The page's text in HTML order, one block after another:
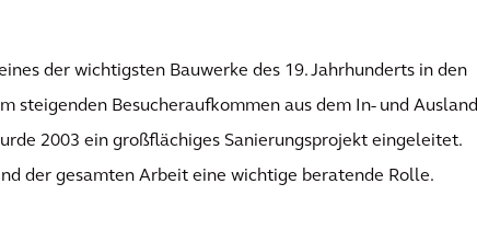
der wichtigsten Bauwerke des 19. Jahrhunderts in den
steigenden Besucheraufkommen aus dem In- und Ausland
2003 ein großflächiges Sanierungsprojekt eingeleitet.
der gesamten Arbeit eine wichtige beratende Rolle.